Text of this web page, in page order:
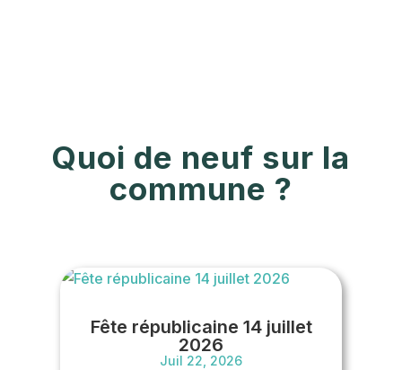
Quoi de neuf sur la
commune ?
Fête républicaine 14 juillet
2026
Juil 22, 2026